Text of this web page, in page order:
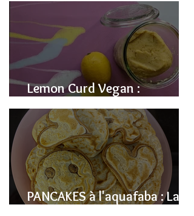
Lemon Curd Vegan :
L'alternative saine aux pois
chiches
PANCAKES à l'aquafaba : La